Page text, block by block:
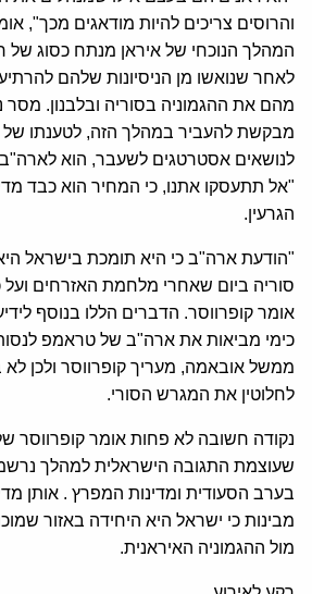
והרוסים צריכים להיות מודאגים מכך",
המהלך הנוכחי של איראן מנתח כסוג של
לאחר שנואשו מן הניסיונות שלהם
מהם את ההגמוניה בסוריה ובלבנון. מסר
מבקשת להעביר במהלך הזה, לטענתו
לנושאים אסטרטגים לשעבר, הוא
"אל תתעסקו אתנו, כי המחיר הוא כבד
הגרעין.
"הודעת ארה"ב כי היא תומכת בישראל
סוריה ביום שאחרי מלחמת האזרחים
אומר קופרווסר. הדברים הללו בנוסף
כימי מביאות את ארה"ב של טראמפ
ממשל אובאמה, מעריך קופרווסר ולכן
לחלוטין את המגרש הסורי.
נקודה חשובה לא פחות אומר קופרווסר
שעוצמת התגובה הישראלית למהלך
בערב הסעודית ומדינות המפרץ . אותן
מבינות כי ישראל היא היחידה באזור
מול ההגמוניה האיראנית.